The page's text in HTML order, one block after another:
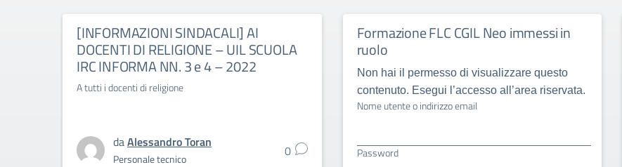
[INFORMAZIONI SINDACALI] AI
DOCENTI DI RELIGIONE – UIL SCUOLA
IRC INFORMA NN. 3 e 4 – 2022
A tutti i docenti di religione
daAlessandro Toran
Personale tecnico 0
Formazione FLC CGIL Neo immessi in
ruolo
Non hai il permesso di visualizzare questo
contenuto. Esegui l’accesso all’area riservata.
Nome utente o indirizzo email
Password